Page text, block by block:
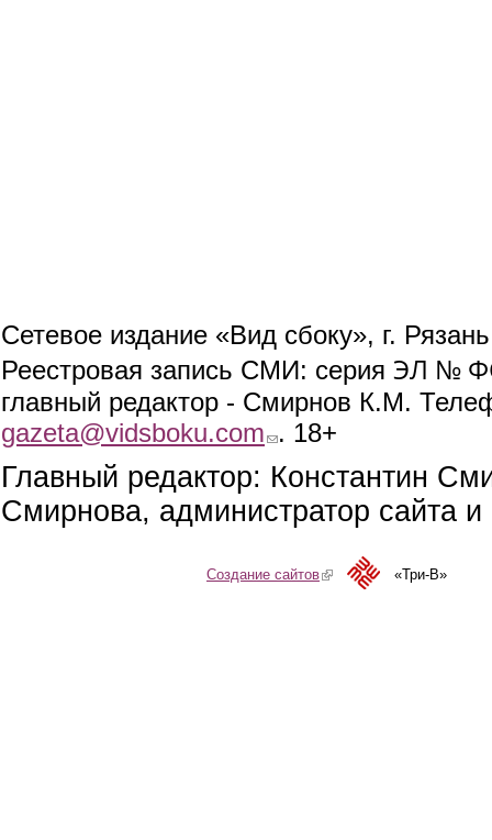
Сетевое издание «Вид сбоку», г.
Реестровая запись СМИ: серия ЭЛ №
главный редактор - Смирнов К.М.
gazeta@vidsboku.com (link sends e-mail)
. 18+
Главный редактор: Константин
Смирнова, администратор сайта
Создание сайтов(link is external)«Три-В»